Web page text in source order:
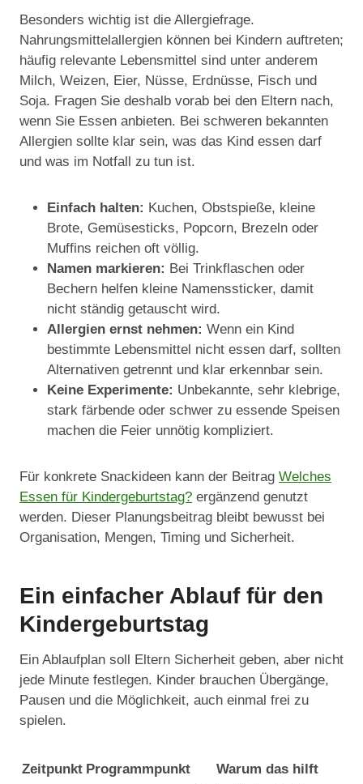
Besonders wichtig ist die Allergiefrage.
Nahrungsmittelallergien können bei Kindern auftreten;
häufig relevante Lebensmittel sind unter anderem
Milch, Weizen, Eier, Nüsse, Erdnüsse, Fisch und
Soja. Fragen Sie deshalb vorab bei den Eltern nach,
wenn Sie Essen anbieten. Bei schweren bekannten
Allergien sollte klar sein, was das Kind essen darf
und was im Notfall zu tun ist.
Einfach halten: Kuchen, Obstspieße, kleine
Brote, Gemüsesticks, Popcorn, Brezeln oder
Muffins reichen oft völlig.
Namen markieren: Bei Trinkflaschen oder
Bechern helfen kleine Namenssticker, damit
nicht ständig getauscht wird.
Allergien ernst nehmen: Wenn ein Kind
bestimmte Lebensmittel nicht essen darf, sollten
Alternativen getrennt und klar erkennbar sein.
Keine Experimente: Unbekannte, sehr klebrige,
stark färbende oder schwer zu essende Speisen
machen die Feier unnötig kompliziert.
Für konkrete Snackideen kann der Beitrag Welches
Essen für Kindergeburtstag? ergänzend genutzt
werden. Dieser Planungsbeitrag bleibt bewusst bei
Organisation, Mengen, Timing und Sicherheit.
Ein einfacher Ablauf für den
Kindergeburtstag
Ein Ablaufplan soll Eltern Sicherheit geben, aber nicht
jede Minute festlegen. Kinder brauchen Übergänge,
Pausen und die Möglichkeit, auch einmal frei zu
spielen.
Zeitpunkt Programmpunkt Warum das hilft